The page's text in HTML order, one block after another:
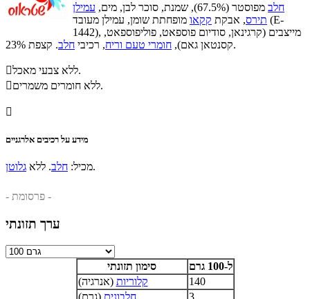
חלב מפוסטר (67.5%), שמנת, סוכר לבן, מים,
עמילן
תירס, אבקת קקאו מופחתת שומן, עמילן מעובד (E-
1442), מייצבים (קרגינאן, סודיום פוספאט, פוליפוספאט,
קסנטאן גאם), חומרי טעם וריח, רכיבי חלב . קצפת 23%.

ללא צבעי מאכל.

ללא חומרים משמרים.

מידע על רכיבים אלרגניים
מכיל: חלב. ללא גלוטן .
- פרסומת -
ערך תזונתי
סימון תזונתי
ל-100 גרם
קלוריות (אנרגיה)
140
חלבונים (גרם) 3